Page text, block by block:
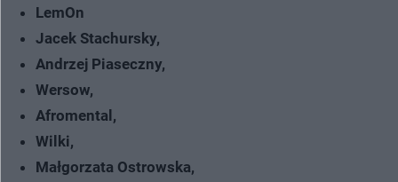
LemOn
Jacek Stachursky,
Andrzej Piaseczny,
Wersow,
Afromental,
Wilki,
Małgorzata Ostrowska,